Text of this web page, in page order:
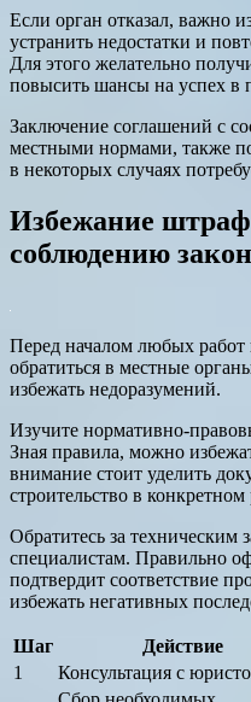
Если орган отказал, важно
устранить недостатки и
Для этого желательно
повысить шансы на успех в
Заключение соглашений с
местными нормами, также
в некоторых случаях
Избежание
соблюдению
Перед началом любых работ
обратиться в местные
избежать недоразумений.
Изучите нормативно-
Зная правила, можно
внимание стоит уделить
строительство в конкретном
Обратитесь за
специалистам. Правильно
подтвердит соответствие
избежать негативных
Шаг Действие
1
Консультация с